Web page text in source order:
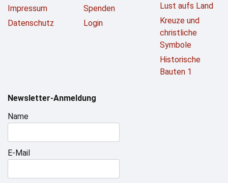
Impressum
Datenschutz
Spenden
Login
Lust aufs Land
Kreuze und
christliche
Symbole
Historische
Bauten 1
Newsletter-Anmeldung
Name
E-Mail